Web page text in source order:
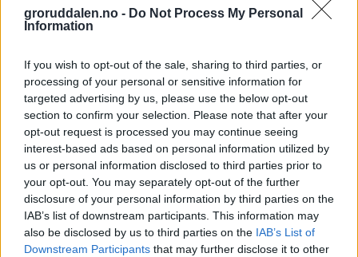
groruddalen.no - Do Not Process My Personal
Information
If you wish to opt-out of the sale, sharing to third parties, or
processing of your personal or sensitive information for
targeted advertising by us, please use the below opt-out
section to confirm your selection. Please note that after your
opt-out request is processed you may continue seeing
interest-based ads based on personal information utilized by
us or personal information disclosed to third parties prior to
your opt-out. You may separately opt-out of the further
disclosure of your personal information by third parties on the
IAB’s list of downstream participants. This information may
also be disclosed by us to third parties on the IAB’s List of
Downstream Participants that may further disclose it to other